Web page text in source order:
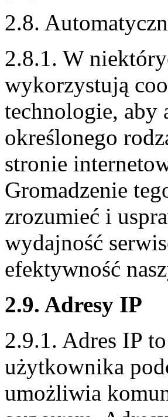
2.8.
2.8.1. W
wykorzystują
technologie, aby
określonego
stronie
Gromadzenie
zrozumieć i
wydajność
efektywność
2.9. Adresy IP
2.9.1. Adres IP
użytkownika
umożliwia